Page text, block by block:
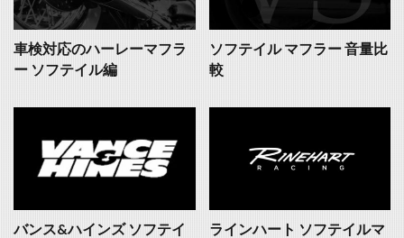
車検対応のハーレーマフラ
ー ソフテイル編
ソフテイル マフラー 音量比
較
バンス&ハインズ ソフテイ
ラインハート ソフテイルマ